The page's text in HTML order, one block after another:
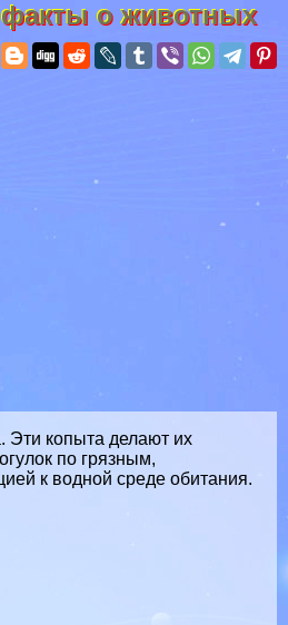
факты о животных
Эти копыта делают их
по грязным,
к водной среде обитания.